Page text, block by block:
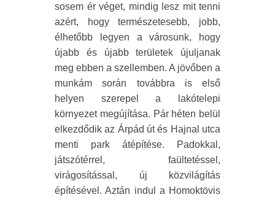
sosem ér véget, mindig lesz mit tenni
azért, hogy természetesebb, jobb,
élhetőbb legyen a városunk, hogy
újabb és újabb területek újuljanak
meg ebben a szellemben. A jövőben a
munkám során továbbra is első
helyen szerepel a lakótelepi
környezet megújítása. Pár héten belül
elkezdődik az Árpád út és Hajnal utca
menti park átépítése. Padokkal,
játszótérrel, faültetéssel,
virágosítással, új közvilágítás
építésével. Aztán indul a Homoktövis